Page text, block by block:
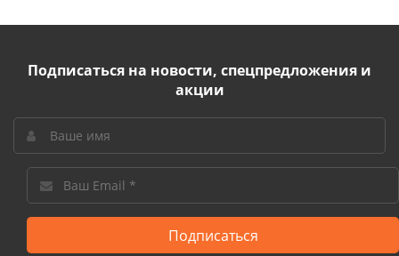
Подписаться на новости, спецпредложения и
акции
Подписаться